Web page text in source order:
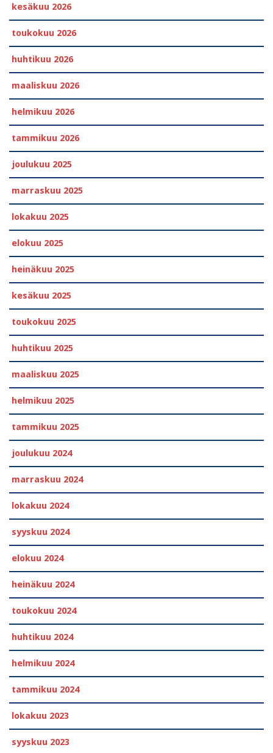
kesäkuu 2026
toukokuu 2026
huhtikuu 2026
maaliskuu 2026
helmikuu 2026
tammikuu 2026
joulukuu 2025
marraskuu 2025
lokakuu 2025
elokuu 2025
heinäkuu 2025
kesäkuu 2025
toukokuu 2025
huhtikuu 2025
maaliskuu 2025
helmikuu 2025
tammikuu 2025
joulukuu 2024
marraskuu 2024
lokakuu 2024
syyskuu 2024
elokuu 2024
heinäkuu 2024
toukokuu 2024
huhtikuu 2024
helmikuu 2024
tammikuu 2024
lokakuu 2023
syyskuu 2023